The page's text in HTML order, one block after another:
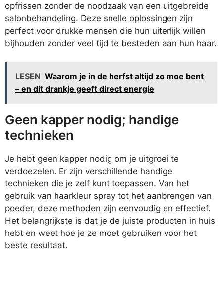
opfrissen zonder de noodzaak van een uitgebreide
salonbehandeling. Deze snelle oplossingen zijn
perfect voor drukke mensen die hun uiterlijk willen
bijhouden zonder veel tijd te besteden aan hun haar.
LESEN Waarom je in de herfst altijd zo moe bent
– en dit drankje geeft direct energie
Geen kapper nodig; handige
technieken
Je hebt geen kapper nodig om je uitgroei te
verdoezelen. Er zijn verschillende handige
technieken die je zelf kunt toepassen. Van het
gebruik van haarkleur spray tot het aanbrengen van
poeder, deze methoden zijn eenvoudig en effectief.
Het belangrijkste is dat je de juiste producten in huis
hebt en weet hoe je ze moet gebruiken voor het
beste resultaat.